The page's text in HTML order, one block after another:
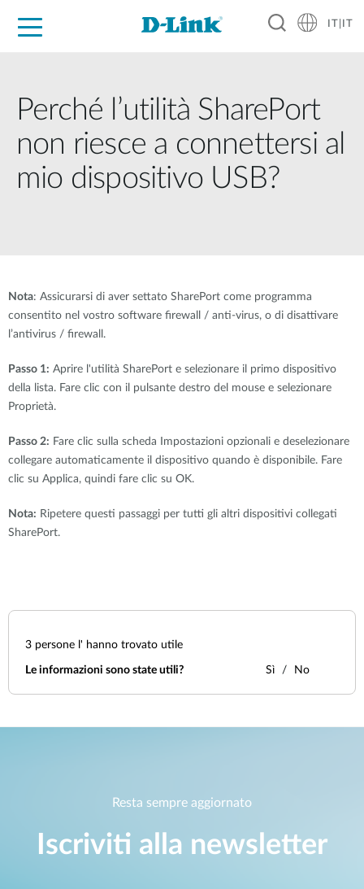
IT|IT
Perché l’utilità SharePort
non riesce a connettersi al
mio dispositivo USB?
Nota: Assicurarsi di aver settato SharePort come programma
consentito nel vostro software firewall / anti-virus, o di disattivare
l’antivirus / firewall.
Passo 1: Aprire l'utilità SharePort e selezionare il primo dispositivo
della lista. Fare clic con il pulsante destro del mouse e selezionare
Proprietà.
Passo 2: Fare clic sulla scheda Impostazioni opzionali e deselezionare
collegare automaticamente il dispositivo quando è disponibile. Fare
clic su Applica, quindi fare clic su OK.
Nota: Ripetere questi passaggi per tutti gli altri dispositivi collegati
SharePort.
3 persone l' hanno trovato utile
Le informazioni sono state utili? Sì No
Resta sempre aggiornato
Iscriviti alla newsletter